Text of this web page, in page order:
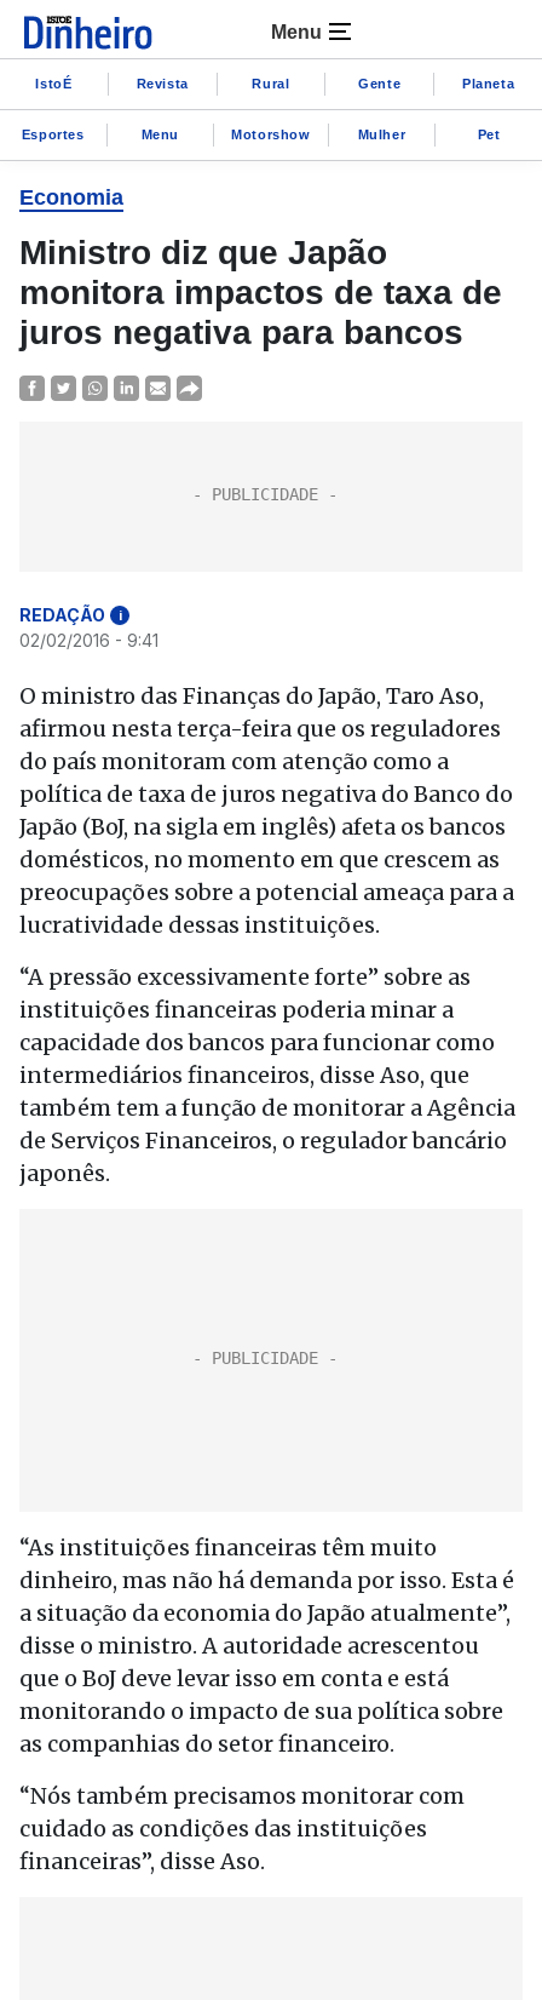
Menu
IstoÉ Revista Rural Gente Planeta
Esportes Menu Motorshow Mulher Pet
Economia
Ministro diz que Japão
monitora impactos de taxa de
juros negativa para bancos
REDAÇÃO i
02/02/2016 - 9:41
O ministro das Finanças do Japão, Taro Aso,
afirmou nesta terça-feira que os reguladores
do país monitoram com atenção como a
política de taxa de juros negativa do Banco do
Japão (BoJ, na sigla em inglês) afeta os bancos
domésticos, no momento em que crescem as
preocupações sobre a potencial ameaça para a
lucratividade dessas instituições.
“A pressão excessivamente forte” sobre as
instituições financeiras poderia minar a
capacidade dos bancos para funcionar como
intermediários financeiros, disse Aso, que
também tem a função de monitorar a Agência
de Serviços Financeiros, o regulador bancário
japonês.
“As instituições financeiras têm muito
dinheiro, mas não há demanda por isso. Esta é
a situação da economia do Japão atualmente”,
disse o ministro. A autoridade acrescentou
que o BoJ deve levar isso em conta e está
monitorando o impacto de sua política sobre
as companhias do setor financeiro.
“Nós também precisamos monitorar com
cuidado as condições das instituições
financeiras”, disse Aso.